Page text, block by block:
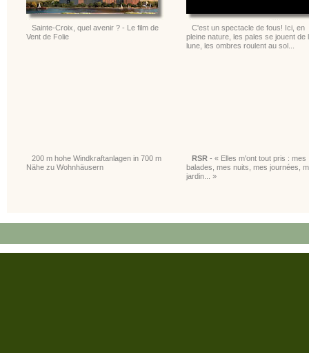
Sainte-Croix, quel avenir ? - Le film de
Vent de Folie
C'est un spectacle de fous! Ici, en
pleine nature, les pales se jouent de
lune, les ombres roulent au sol...
200 m hohe Windkraftanlagen in 700 m
Nähe zu Wohnhäusern
RSR - « Elles m'ont tout pris : mes
balades, mes nuits, mes journées,
jardin... »